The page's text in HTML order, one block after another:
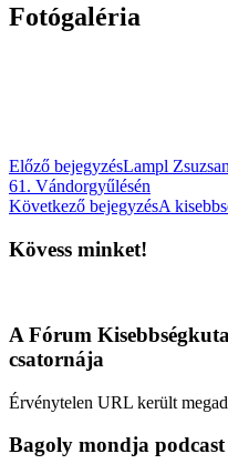
Fotógaléria
Előző bejegyzésLampl
61. Vándorgyűlésén
Következő bejegyzésA
Kövess minket!
A Fórum
csatornája
Érvénytelen URL került
Bagoly mondja podcast